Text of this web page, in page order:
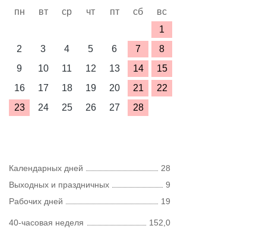
пн вт ср чт пт сб
вс
1
2
3 4 5 6 7
8
9
10 11 12 13 14
15
16
17 18 19 20 21
22
23
24 25 26 27 28
Календарных дней
28
Выходных и праздничных
9
Рабочих дней
19
40-часовая неделя
152,0